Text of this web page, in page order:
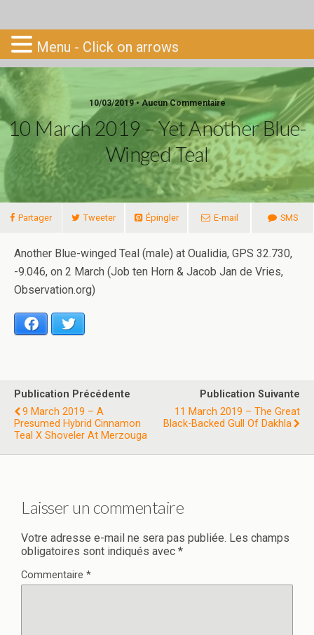
Go-South
10/03/2019 • Aucun Commentaire
10 March 2019 – Yet Another Blue-
Winged Teal
Partager Tweeter Épingler E-mail SMS
Another Blue-winged Teal (male) at Oualidia, GPS 32.730,
-9.046, on 2 March (Job ten Horn & Jacob Jan de Vries,
Observation.org)
Facebook
Publication Précédente
9 March 2019 – A
Presumed Hybrid Cinnamon
Teal X Shoveler At Merzouga
Publication Suivante
11 March 2019 – The Great
Black-Backed Gull Of Dakhla
Laisser un commentaire
Votre adresse e-mail ne sera pas publiée. Les champs
obligatoires sont indiqués avec *
Commentaire *
Menu - Click on arrows